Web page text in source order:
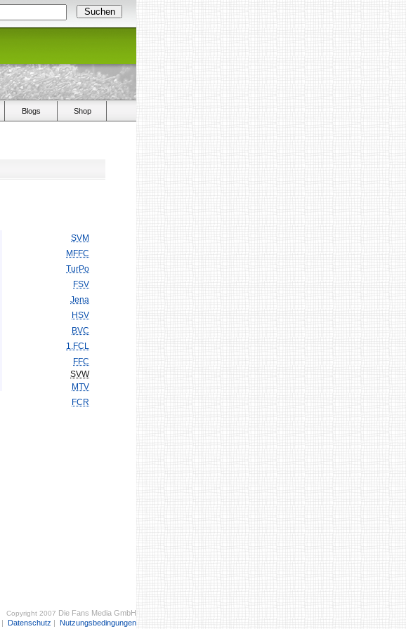
Blogs Shop
SVM
MFFC
TurPo
FSV
Jena
HSV
BVC
1.FCL
FFC
SVW
MTV
FCR
Copyright 2007 Die Fans Media GmbH
| Datenschutz | Nutzungsbedingungen